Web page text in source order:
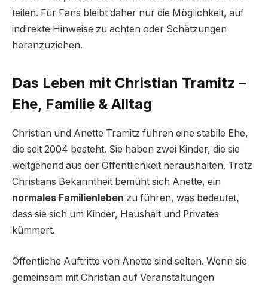
teilen. Für Fans bleibt daher nur die Möglichkeit, auf
indirekte Hinweise zu achten oder Schätzungen
heranzuziehen.
Das Leben mit Christian Tramitz –
Ehe, Familie & Alltag
Christian und Anette Tramitz führen eine stabile Ehe,
die seit 2004 besteht. Sie haben zwei Kinder, die sie
weitgehend aus der Öffentlichkeit heraushalten. Trotz
Christians Bekanntheit bemüht sich Anette, ein
normales Familienleben zu führen, was bedeutet,
dass sie sich um Kinder, Haushalt und Privates
kümmert.
Öffentliche Auftritte von Anette sind selten. Wenn sie
gemeinsam mit Christian auf Veranstaltungen